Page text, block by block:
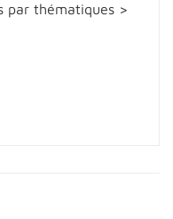
par thématiques >